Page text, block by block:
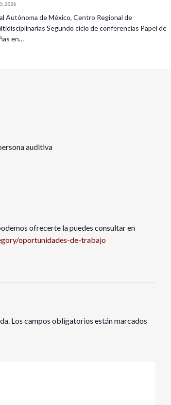
2026
Autónoma de México, Centro Regional de
Segundo ciclo de conferencias Papel de
en…
auditiva
ofrecerte la puedes consultar en
oportunidades-de-trabajo
Los campos obligatorios están marcados